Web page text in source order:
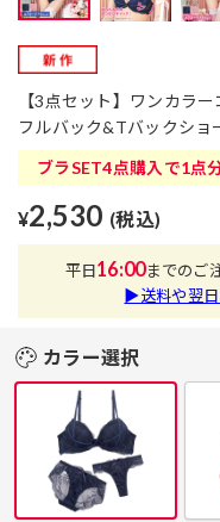
【3点セット】ワンカラ
フルバック&Tバックショ
ブラSET4点購入で1点
¥2,530 (税込)
平日16:00までのご
▶送料や翌
カラー選択